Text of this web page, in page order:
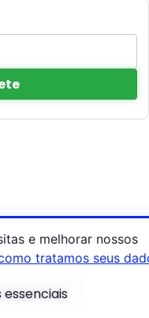
e melhorar nossos
tratamos seus
essenciais